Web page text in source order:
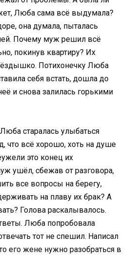
Люба сама всё выдумала?
она думала, пыталась
Почему муж решил всё
покинув квартиру? Их
Потихонечку Люба
себя встать, дошла до
и снова залилась горькими
старалась улыбаться
что всё хорошо, хоть на душе
это конец их
ушёл, сбежав от разговора,
все вопросы на берегу,
на плаву их брак? А
Голова раскалывалось.
Люба попробовала
тот не спешил. Написал
его жене нужно разобраться в